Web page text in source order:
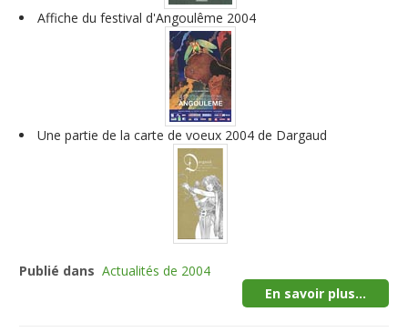
Affiche du festival d'Angoulême 2004
Une partie de la carte de voeux 2004 de Dargaud
Publié dans Actualités de 2004
En savoir plus...